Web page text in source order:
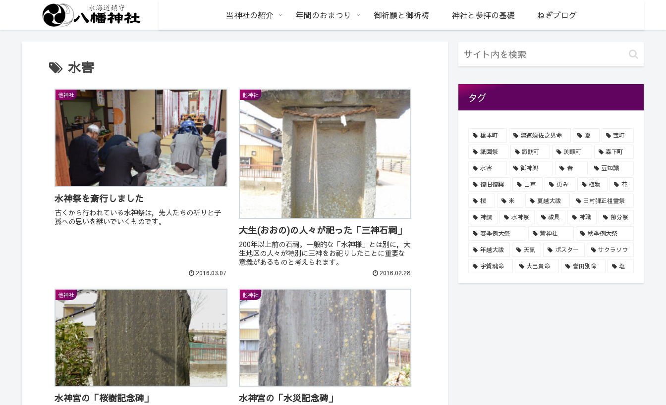
当神社の紹介 年間のおまつり 御祈願と御祈祷 神社と参拝の基礎 ねぎブログ
水害
他神社
水神祭を斎行しました
古くから行われている水神祭は，先人たちの祈りと子
孫への思いを継いでいくものです。
2016.03.07
他神社
大生(おおの)の人々が祀った「三神石祠」
200年以上前の石祠。一般的な「水神様」とは別に，大
生地区の人々が特別に三神をお祀りしたことに重要な
意義があるものと考えられます。
2016.02.28
他神社
水神宮の「桜樹記念碑」
他神社
水神宮の「水災記念碑」
タグ
橋本町 建速須佐之男命 夏 宝町
祇園祭 諏訪町 渕頭町 森下町
水害 御神輿 春 豆知識
復旧復興 山車 恵み 植物 花
桜 米 夏越大祓 田村弾正祖霊祭
神饌 水神祭 祓具 神職 節分祭
春季例大祭 鷲神社 秋季例大祭
年越大祓 天気 ポスター サクラソウ
宇賀魂命 大己貴命 誉田別命 塩